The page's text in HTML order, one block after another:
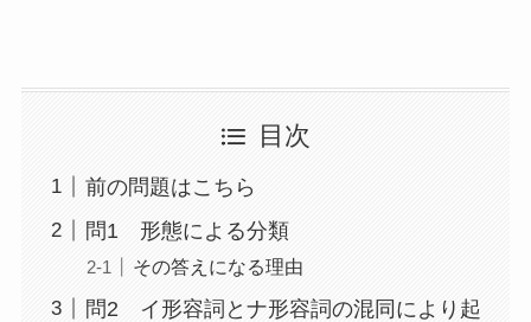
目次
前の問題はこちら
問1 形態による分類
その答えになる理由
問2 イ形容詞とナ形容詞の混同により起